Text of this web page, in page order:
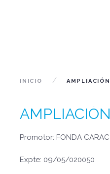
INICIO
Promotor: FONDA
Expte: 09/05/020050